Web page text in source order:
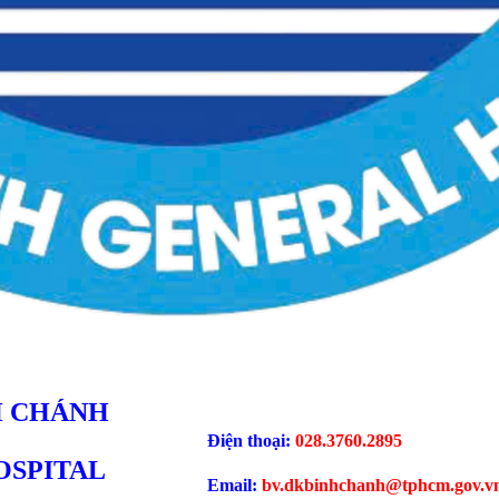
CHÁNH
Điện thoại: 028.3760.2895
Email: